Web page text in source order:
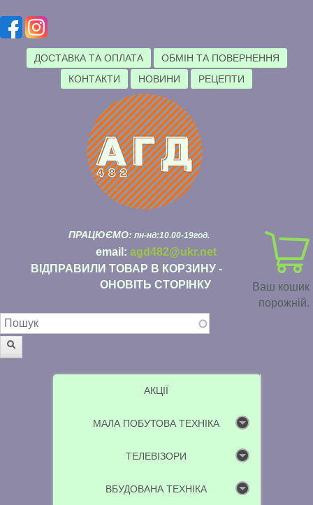
ДОСТАВКА ТА ОПЛАТА
ОБМІН ТА ПОВЕРНЕННЯ
КОНТАКТИ
НОВИНИ РЕЦЕПТИ
Ваш кошик
порожній.
ПРАЦЮЄМО: пн-нд:10.00-19год.
email: agd482@ukr.net
ВІДПРАВИЛИ ТОВАР В КОРЗИНУ -
ОНОВІТЬ СТОРІНКУ
Пошукова форма
АКЦІЇ
МАЛА ПОБУТОВА ТЕХНІКА
ТЕЛЕВІЗОРИ
ВБУДОВАНА ТЕХНІКА